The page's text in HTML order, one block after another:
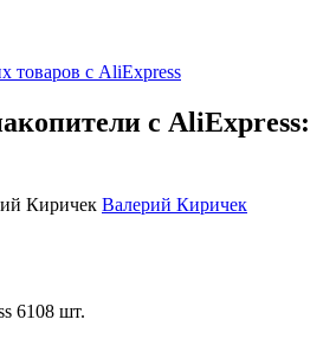
товаров с AliExpress
с AliExpress:
Валерий Киричек
6108 шт.